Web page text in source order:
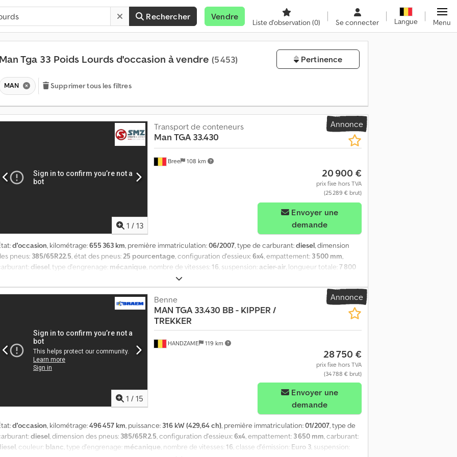
Rechercher Vendre
Liste d'observation (0) Se connecter Langue Menu
Man Tga 33 Poids Lourds d'occasion à vendre (5 453) Pertinence
MAN Supprimer tous les filtres
Annonce
1 / 13
Bree 108 km
Transport de conteneurs
Man TGA 33.430
20 900 €
prix fixe hors TVA
(25 289 € brut)
demande
d'occasion, kilométrage:655 363 km, première immatriculation:06/2007, type de carburant:diesel, dimension
pneus: 385/65R22.5, état des pneus:25 pourcentage, configuration d'essieux:6x4, empattement: 3 500 mm,
diesel, type d'engrenage: mécanique, nombre de vitesses:16, suspension: acier-air, longueur totale:7 800
2007
= - Pare-soleil - Radio/Lecteur CD - Tachygraphe numérique = Plus d'informations = Cjdpfozqh Eaex
Ahcorf Sculptures des pneus: 25% Essieu avant: Dimension des pneus: 385/65R22.5; Direction; Suspension: suspension
à lames Essieu arrière 1: Dimension des pneus: 315/80R22.5; Suspension: suspension pneumatique Essieu arrière 2:
Dimension des pneus: 315/80R22.5; Suspension: suspension pneumatique Capacité du moteur: 10.520 cc Poids à vide:
8.880 kg Capacité de charge: 17.120 kg PBV: 26.000 kg = Information sur la société = Svp chez vos demandes pas
oublier le no de stock (8 chiffres) Acheter chez Smz-Smeets & fils : - depuis 1976, plus que 65.000 vendu/1700 par
an/grand stock de 1000 véhicules sur place pere au fils - service A-Z complet, nous réglons vos transports le plus
efficace et chargements optimales (pas compris) - Nous fournissons toutes les pieces de rechange /huiles,pneus
(neuf+occ): Nos annonces sont les dernier prix, directement des prix correct du marche. Regarder sur pour voir notre
stock et promotions. 130.000m2 de surface et 20.000m2 magasin, garage et carrosserie tout equipe. Regarder notre
Annonce
1 / 15
HANDZAME 119 km
Benne
MAN TGA 33.430 BB - KIPPER /
TREKKER
28 750 €
prix fixe hors TVA
(34 788 € brut)
demande
d'occasion, kilométrage:496 457 km, puissance: 316 kW (429,64 ch), première immatriculation:01/2007, type de
diesel, dimension des pneus: 385/65R2.5, configuration d'essieux:6x4, empattement: 3 650 mm, carburant:
, couleur: blanc, type d'engrenage: mécanique, nombre de vitesses:16, classe d'émission: Euro 3, suspension: